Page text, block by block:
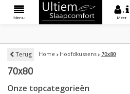
Menu
+
Meer
Terug Home Hoofdkussens 70x80
70x80
Onze topcategorieën